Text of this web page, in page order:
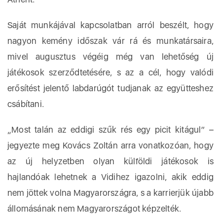
Saját munkájával kapcsolatban arról beszélt, hogy
nagyon kemény időszak vár rá és munkatársaira,
mivel augusztus végéig még van lehetőség új
játékosok szerződtetésére, s az a cél, hogy valódi
erősítést jelentő labdarúgót tudjanak az együtteshez
csábítani.
„Most talán az eddigi szűk rés egy picit kitágul” –
jegyezte meg Kovács Zoltán arra vonatkozóan, hogy
az új helyzetben olyan külföldi játékosok is
hajlandóak lehetnek a Vidihez igazolni, akik eddig
nem jöttek volna Magyarországra, s a karrierjük újabb
állomásának nem Magyarországot képzelték.